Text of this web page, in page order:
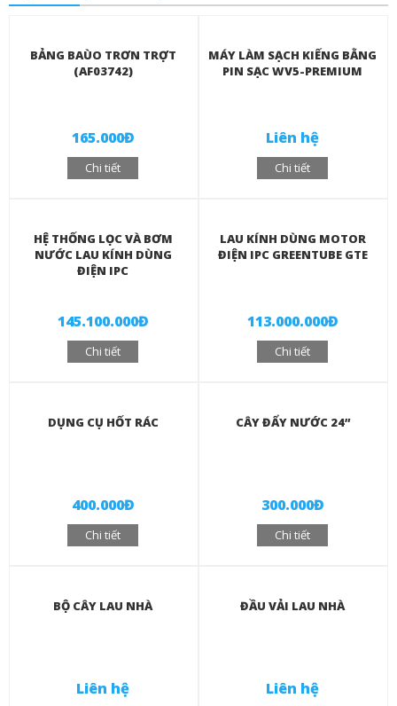
BẢNG BAÙO TRƠN TRỢT
(AF03742)
165.000Đ
Chi tiết
MÁY LÀM SẠCH KIẾNG BẰNG
PIN SẠC WV5-PREMIUM
Liên hệ
Chi tiết
HỆ THỐNG LỌC VÀ BƠM
NƯỚC LAU KÍNH DÙNG
ĐIỆN IPC
145.100.000Đ
Chi tiết
LAU KÍNH DÙNG MOTOR
ĐIỆN IPC GREENTUBE GTE
113.000.000Đ
Chi tiết
DỤNG CỤ HỐT RÁC
400.000Đ
Chi tiết
CÂY ĐẨY NƯỚC 24”
300.000Đ
Chi tiết
BỘ CÂY LAU NHÀ
Liên hệ
ĐẦU VẢI LAU NHÀ
Liên hệ